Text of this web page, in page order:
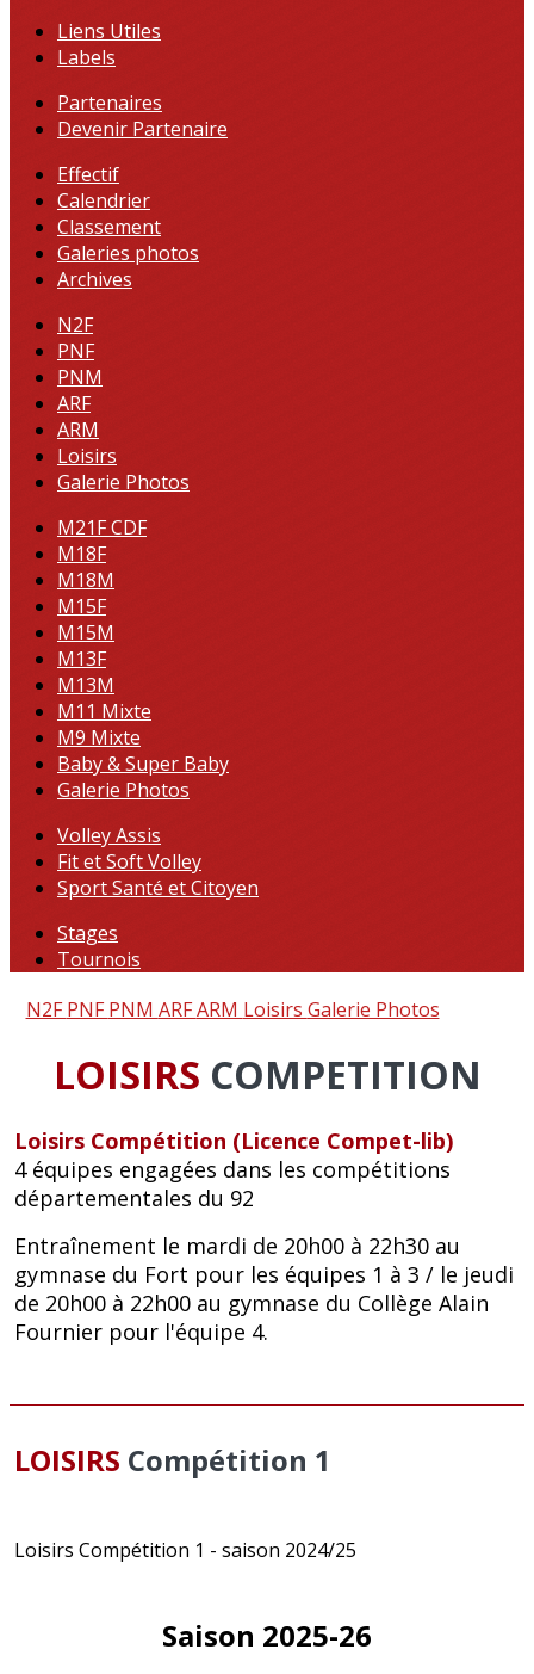
Liens Utiles
Labels
Partenaires
Devenir Partenaire
Effectif
Calendrier
Classement
Galeries photos
Archives
N2F
PNF
PNM
ARF
ARM
Loisirs
Galerie Photos
M21F CDF
M18F
M18M
M15F
M15M
M13F
M13M
M11 Mixte
M9 Mixte
Baby & Super Baby
Galerie Photos
Volley Assis
Fit et Soft Volley
Sport Santé et Citoyen
Stages
Tournois
N2FPNFPNM ARFARM Loisirs Galerie Photos
LOISIRS COMPETITION
Loisirs Compétition (Licence Compet-lib)
4 équipes engagées dans les compétitions
départementales du 92
Entraînement le mardi de 20h00 à 22h30 au
gymnase du Fort pour les équipes 1 à 3 / le jeudi
de 20h00 à 22h00 au gymnase du Collège Alain
Fournier pour l'équipe 4.
LOISIRS Compétition 1
Loisirs Compétition 1 - saison 2024/25
Saison 2025-26